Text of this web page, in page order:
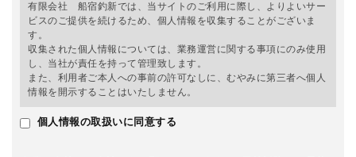
有限会社 船宿釣新では、当サイトのご利用に際し、よりよいサー
ビスのご提供を続けるため、個人情報を収集することがございま
す。
収集された個人情報については、業務運営に関する事項にのみ使用
し、当社が責任を持って管理致します。
また、利用者ご本人への事前の許可なしに、むやみに第三者へ個人
情報を開示することはいたしません。
個人情報の取扱いに同意する